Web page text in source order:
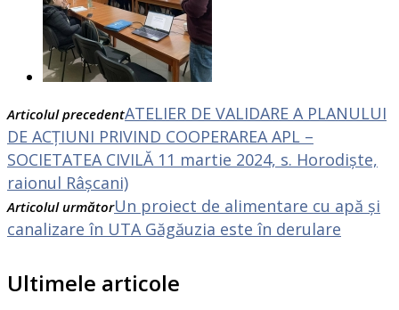
Articolul precedentATELIER DE VALIDARE A PLANULUI
DE ACŢIUNI PRIVIND COOPERAREA APL –
SOCIETATEA CIVILĂ 11 martie 2024, s. Horodiște,
raionul Râșcani)
Articolul următorUn proiect de alimentare cu apă și
canalizare în UTA Găgăuzia este în derulare
Ultimele articole